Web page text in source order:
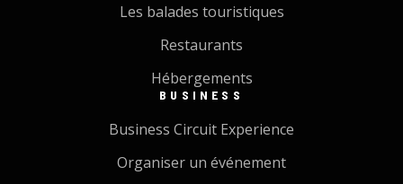
Les balades touristiques
Restaurants
Hébergements
BUSINESS
Business Circuit Experience
Organiser un événement